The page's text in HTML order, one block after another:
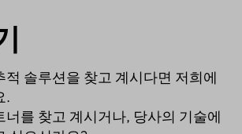
적 솔루션을 찾고 계시다면 저희에
.
너를 찾고 계시거나, 당사의 기술에